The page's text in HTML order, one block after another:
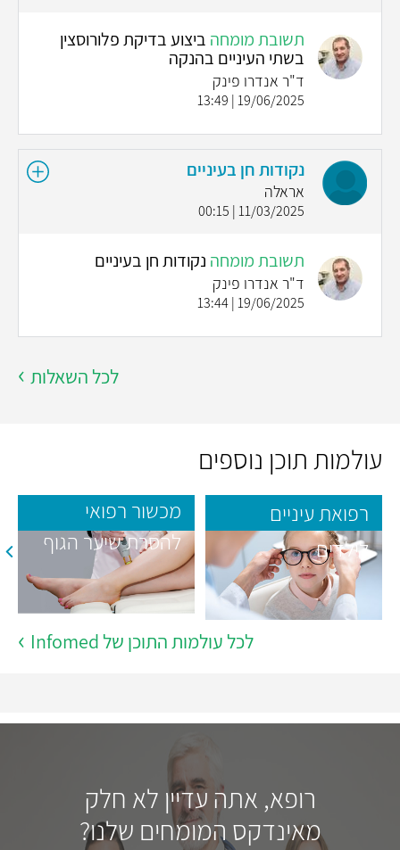
תשובת מומחה ביצוע בדיקת פלורוסצין
בשתי העיניים בהנקה
ד"ר אנדרו פינק
19/06/2025 | 13:49
נקודות חן בעיניים
אראלה
11/03/2025 | 00:15
תשובת מומחה נקודות חן בעיניים
ד"ר אנדרו פינק
19/06/2025 | 13:44
לכל השאלות
עולמות תוכן נוספים
רפואת עיניים
לילדים
מכשור רפואי
להסרת שיער הגוף
לכל עולמות התוכן של Infomed
רופא, אתה עדיין לא חלק
מאינדקס המומחים שלנו?